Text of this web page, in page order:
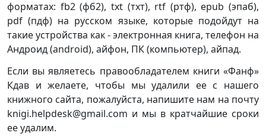
форматах: fb2 (фб2), txt (тхт), rtf (ртф), epub (эпаб),
pdf (пдф) на русском языке, которые подойдут на
такие устройства как - электронная книга, телефон на
Андроид (android), айфон, ПК (компьютер), айпад.
Если вы являетесь правообладателем книги «Фанф»
Кдав и желаете, чтобы мы удалили ее с нашего
книжного сайта, пожалуйста, напишите нам на почту
knigi.helpdesk@gmail.com и мы в кратчайшие сроки
ее удалим.